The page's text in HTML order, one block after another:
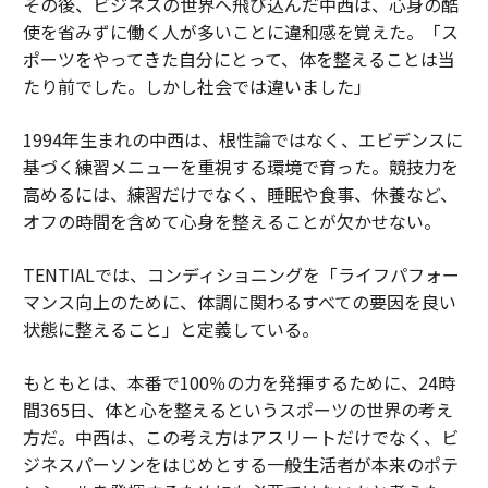
使を省みずに働く人が多いことに違和感を覚えた。「ス
ポーツをやってきた自分にとって、体を整えることは当
たり前でした。しかし社会では違いました」
1994年生まれの中西は、根性論ではなく、エビデンスに
基づく練習メニューを重視する環境で育った。競技力を
高めるには、練習だけでなく、睡眠や食事、休養など、
オフの時間を含めて心身を整えることが欠かせない。
TENTIALでは、コンディショニングを「ライフパフォー
マンス向上のために、体調に関わるすべての要因を良い
状態に整えること」と定義している。
もともとは、本番で100％の力を発揮するために、24時
間365日、体と心を整えるというスポーツの世界の考え
方だ。中西は、この考え方はアスリートだけでなく、ビ
ジネスパーソンをはじめとする一般生活者が本来のポテ